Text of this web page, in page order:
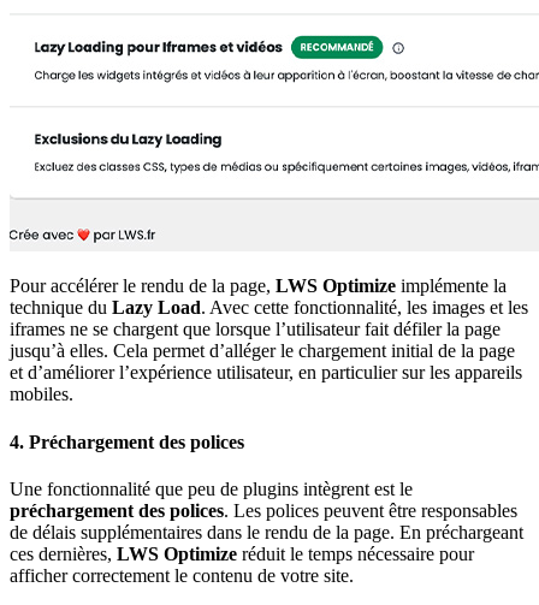
Pour accélérer le rendu de la page, LWS Optimize implémente la
technique du Lazy Load. Avec cette fonctionnalité, les images et les
iframes ne se chargent que lorsque l’utilisateur fait défiler la page
jusqu’à elles. Cela permet d’alléger le chargement initial de la page
et d’améliorer l’expérience utilisateur, en particulier sur les appareils
mobiles.
4. Préchargement des polices
Une fonctionnalité que peu de plugins intègrent est le
préchargement des polices. Les polices peuvent être responsables
de délais supplémentaires dans le rendu de la page. En préchargeant
ces dernières, LWS Optimize réduit le temps nécessaire pour
afficher correctement le contenu de votre site.